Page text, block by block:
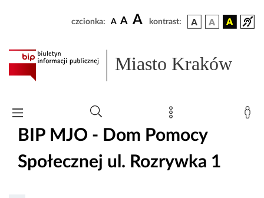
czcionka: A A A kontrast:
Miasto Kraków
BIP MJO - Dom Pomocy
Społecznej ul. Rozrywka 1